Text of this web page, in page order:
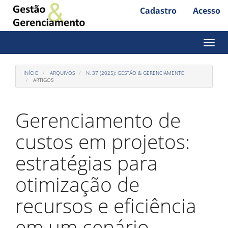
Acesso
rápido
o
conteúdo
da
Navegação
Principal
Conteúdo
principal
Barra
Lateral
Cadastro Acesso
Toggle
INÍCIO ARQUIVOS
N. 37 (2025): GESTÃO & GERENCIAMENTO
ARTIGOS
Gerenciamento de
custos em projetos:
estratégias para
otimização de
recursos e eficiência